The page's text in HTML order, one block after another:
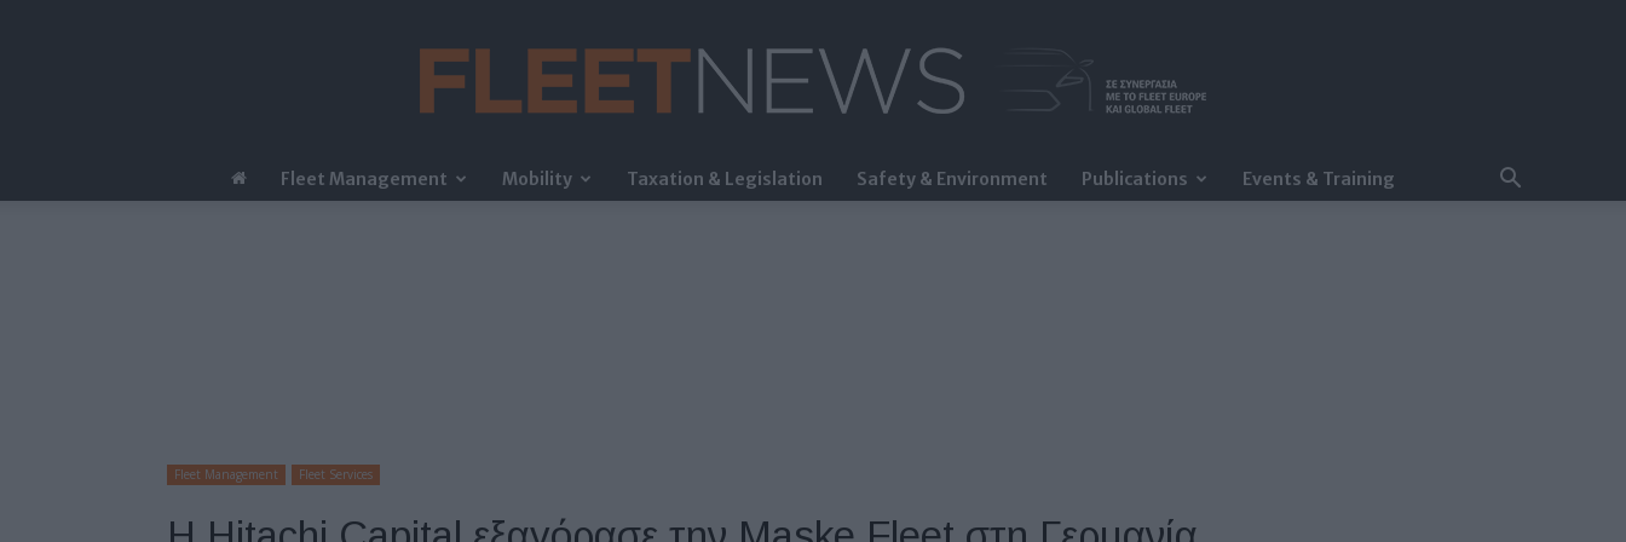
FleetNews
Fleet Management Mobility Taxation & Legislation Safety & Environment Publications Events & Training
Fleet Management Fleet Services